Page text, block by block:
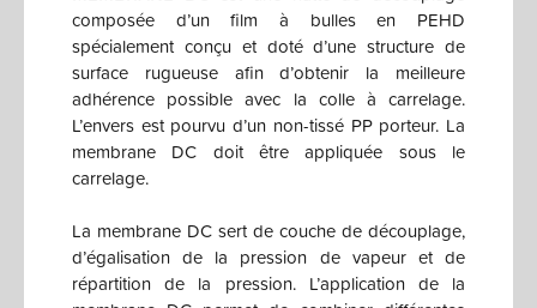
composée d’un film à bulles en PEHD
spécialement conçu et doté d’une structure de
surface rugueuse afin d’obtenir la meilleure
adhérence possible avec la colle à carrelage.
L’envers est pourvu d’un non-tissé PP porteur. La
membrane DC doit être appliquée sous le
carrelage.
La membrane DC sert de couche de découplage,
d’égalisation de la pression de vapeur et de
répartition de la pression. L’application de la